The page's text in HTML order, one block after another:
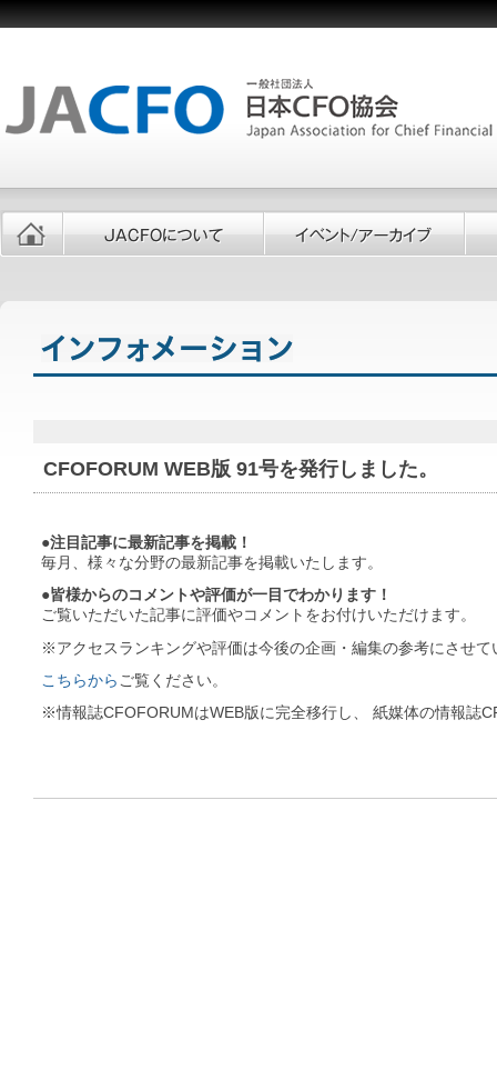
CFOFORUM WEB版 91号を発行しました。
●注目記事に最新記事を掲載！
毎月、様々な分野の最新記事を掲載いたします。
●皆様からのコメントや評価が一目でわかります！
ご覧いただいた記事に評価やコメントをお付けいただけます。
※アクセスランキングや評価は今後の企画・編集の参考にさせて
こちらから ご覧ください。
※情報誌CFOFORUMはWEB版に完全移行し、 紙媒体の情報誌